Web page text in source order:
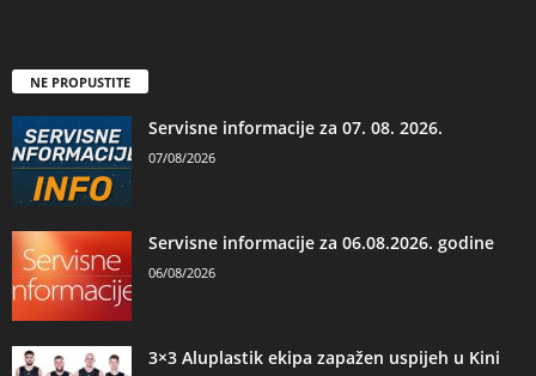
NE PROPUSTITE
Servisne informacije za 07. 08. 2026.
07/08/2026
Servisne informacije za 06.08.2026. godine
06/08/2026
3×3 Aluplastik ekipa zapažen uspijeh u Kini